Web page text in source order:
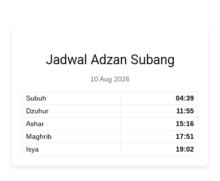
Jadwal Adzan Subang
10 Aug 2026
Subuh
04:39
Dzuhur
11:55
Ashar
15:16
Maghrib
17:51
Isya
19:02